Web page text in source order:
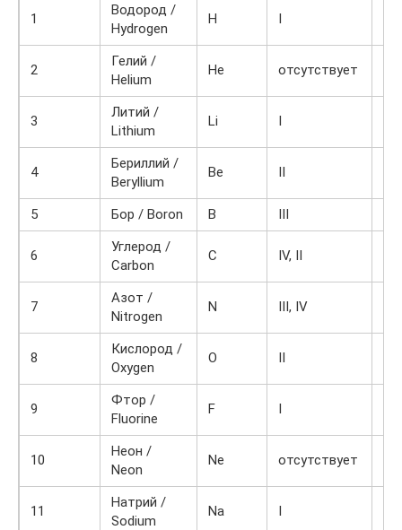
1
Водород /
Hydrogen
H I
2
Гелий /
Helium
He отсутствует
3
Литий /
Lithium
Li I
4
Бериллий /
Beryllium
Be II
5 Бор / Boron B III
6
Углерод /
Carbon
C IV, II
7
Азот /
Nitrogen
N III, IV
8
Кислород /
Oxygen
O II
9
Фтор /
Fluorine
F I
10
Неон /
Neon
Ne отсутствует
11
Натрий /
Sodium
Na I